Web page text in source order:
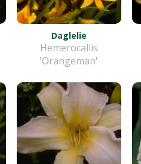
Daglelie
Hemerocallis
'Orangeman'